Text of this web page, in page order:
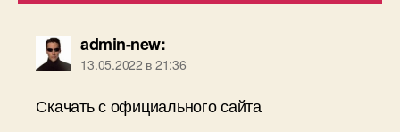
admin-new:
13.05.2022 в 21:36
Скачать с официального сайта